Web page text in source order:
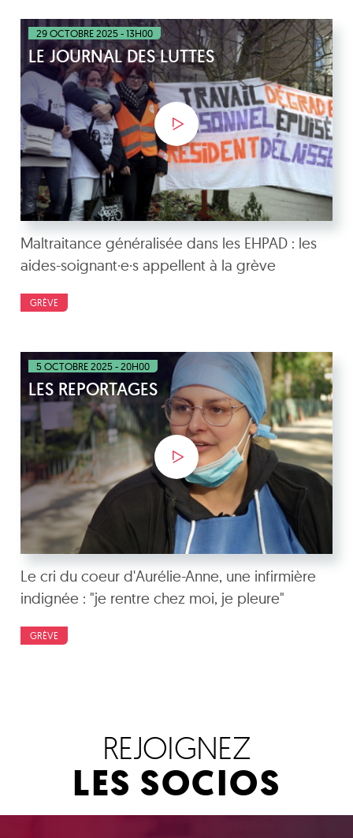
29 OCTOBRE 2025 - 13H00
LE JOURNAL DES LUTTES
Maltraitance généralisée dans les EHPAD : les
aides-soignant·e·s appellent à la grève
GRÈVE
5 OCTOBRE 2025 - 20H00
LES REPORTAGES
Le cri du coeur d'Aurélie-Anne, une infirmière
indignée : "je rentre chez moi, je pleure"
GRÈVE
REJOIGNEZ
LES SOCIOS